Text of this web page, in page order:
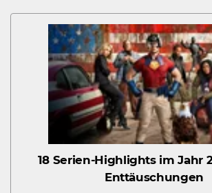
18 Serien-Highlights im Jahr
Enttäuschungen